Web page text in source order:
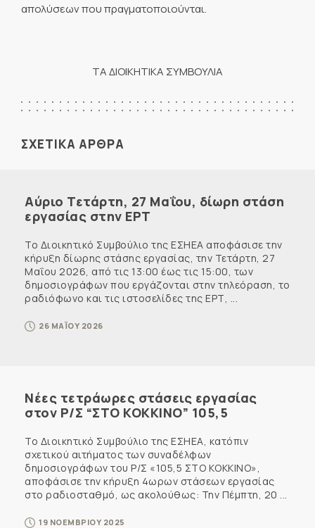
απολύσεων που πραγματοποιούνται.
ΤΑ ΔΙΟΙΚΗΤΙΚΑ ΣΥΜΒΟΥΛΙΑ
ΣΧΕΤΙΚΑ ΑΡΘΡΑ
Αύριο Τετάρτη, 27 Μαΐου, δίωρη στάση
εργασίας στην ΕΡΤ
Το Διοικητικό Συμβούλιο της ΕΣΗΕΑ αποφάσισε την
κήρυξη δίωρης στάσης εργασίας, την Τετάρτη, 27
Μαΐου 2026, από τις 13:00 έως τις 15:00, των
δημοσιογράφων που εργάζονται στην τηλεόραση, το
ραδιόφωνο και τις ιστοσελίδες της ΕΡΤ, ...
26 ΜΑΪΟΥ 2026
Νέες τετράωρες στάσεις εργασίας
στον Ρ/Σ “ΣΤΟ ΚΟΚΚΙΝΟ” 105,5
Το Διοικητικό Συμβούλιο της ΕΣΗΕΑ, κατόπιν
σχετικού αιτήματος των συναδέλφων
δημοσιογράφων του Ρ/Σ «105,5 ΣΤΟ ΚΟΚΚΙΝΟ»,
αποφάσισε την κήρυξη 4ωρων στάσεων εργασίας
στο ραδιοσταθμό, ως ακολούθως: Την Πέμπτη, 20 ...
19 ΝΟΕΜΒΡΙΟΥ 2025